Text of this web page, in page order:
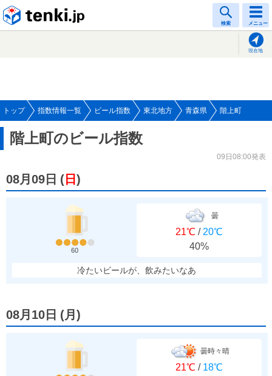
検索 メニュー
現在地
トップ 指数情報一覧 ビール指数 東北地方 青森県 階上町
階上町のビール指数
09日08:00発表
08月09日 ( 日 )
60
曇
21℃ / 20℃
40%
冷たいビールが、飲みたいなあ
08月10日 (月 )
曇時々晴
21℃ / 18℃